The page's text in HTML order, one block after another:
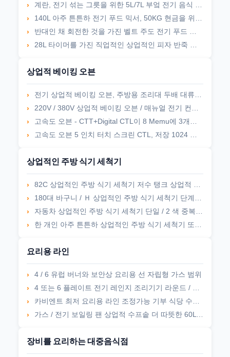
계란, 전기 섞는 그릇을 위한 5L/7L 부엌 전기 음식 믹서
140L 아주 튼튼하 전기 푸드 믹서, 50KG 현금을 위한 나선형 도우 믹서
반대인 채 회전한 것을 가진 벨트 주도 전기 푸드 믹서 빵집 도우 믹서
28L 타이머를 가진 직업적인 상업적인 피자 반죽 믹서 배속
상업적 베이킹 오븐
전기 상업적 베이킹 오븐, 주방용 조리대 두배 대류 오븐 열풍 통풍성
220V / 380V 상업적 베이킹 오븐 / 매뉴얼 전기 컨베이어 피자 오븐
고속도 오븐 - CTT+Digital CTL이 8 Memu에 3개의 쿠킹 스테이지를 쌓아둡니다
고속도 오븐 5 인치 터치 스크린 CTL, 저장 1024 메뉴, 15개의 쿠킹 스테이지
상업적인 주방 식기 세척기
82C 상업적인 주방 식기 세척기 저수 탱크 상업적 바 잔 식기 세척기 12L명
180대 바구니 / Ｈ 상업적인 주방 식기 세척기 단계 상업적 컨베이어 식기 세척기 3명
자동차 상업적인 주방 식기 세척기 단일 / 2 색 중복 채널 페달 도청
한 개인 아주 튼튼하 상업적인 주방 식기 세척기 또는 두배 무릎 오퍼레이티드 밸브
요리용 라인
4 / 6 유럽 버너와 보안상 요리용 선 자립형 가스 범위
4 또는 6 플레이트 전기 레인지 조리기기 라운드 / 케케묵은 홀로 서 있는 전자 조리기
카비엔트 최저 요리용 라인 조정가능 기부 식당 수프 배인 마리 식품 온열 장치
가스 / 전기 보일링 팬 상업적 수프솥 더 따뜻한 60L 100L 150L 물 헤아링
장비를 요리하는 대중음식점